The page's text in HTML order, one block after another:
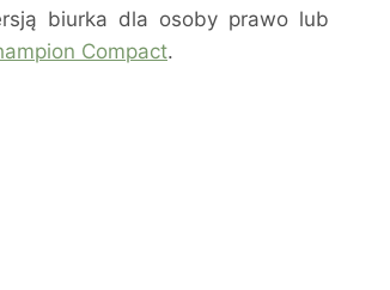
biurka dla osoby prawo lub
Compact.